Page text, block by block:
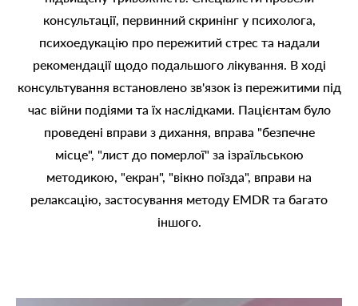
консультації, первинний скринінг у психолога,
психоедукацію про пережитий стрес та надали
рекомендації щодо подальшого лікування. В ході
консультування встановлено зв'язок із пережитими під
час війни подіями та їх наслідками. Пацієнтам було
проведені вправи з дихання, вправа "безпечне
місце", "лист до померлої" за ізраїльською
методикою, "екран", "вікно поїзда", вправи на
релаксацію, застосування методу EMDR та багато
іншого.